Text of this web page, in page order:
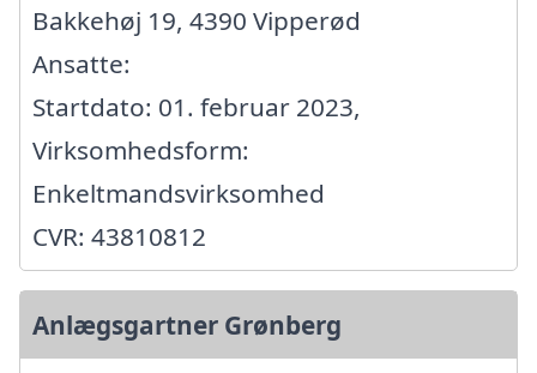
Bakkehøj 19, 4390 Vipperød
Ansatte:
Startdato: 01. februar 2023,
Virksomhedsform:
Enkeltmandsvirksomhed
CVR: 43810812
Anlægsgartner Grønberg